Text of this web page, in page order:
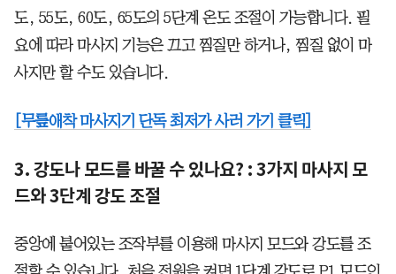
도, 55도, 60도, 65도의 5단계 온도 조절이 가능합니다. 필
요에 따라 마사지 기능은 끄고 찜질만 하거나, 찜질 없이 마
사지만 할 수도 있습니다.
[무릎애착 마사지기 단독 최저가 사러 가기 클릭]
3. 강도나 모드를 바꿀 수 있나요? : 3가지 마사지 모
드와 3단계 강도 조절
중앙에 붙어있는 조작부를 이용해 마사지 모드와 강도를 조